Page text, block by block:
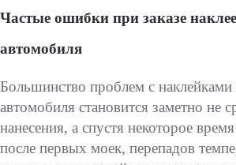
Частые ошибки при заказе
автомобиля
Большинство проблем с наклейками
автомобиля становится заметно не
нанесения, а спустя некоторое
после первых моек, перепадов